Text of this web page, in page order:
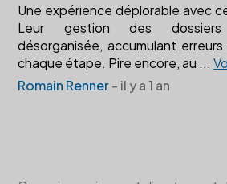
Une expérience déplorable avec
Leur gestion des
désorganisée, accumulant
chaque étape. Pire encore, au ...
Romain Renner- il y a 1 an